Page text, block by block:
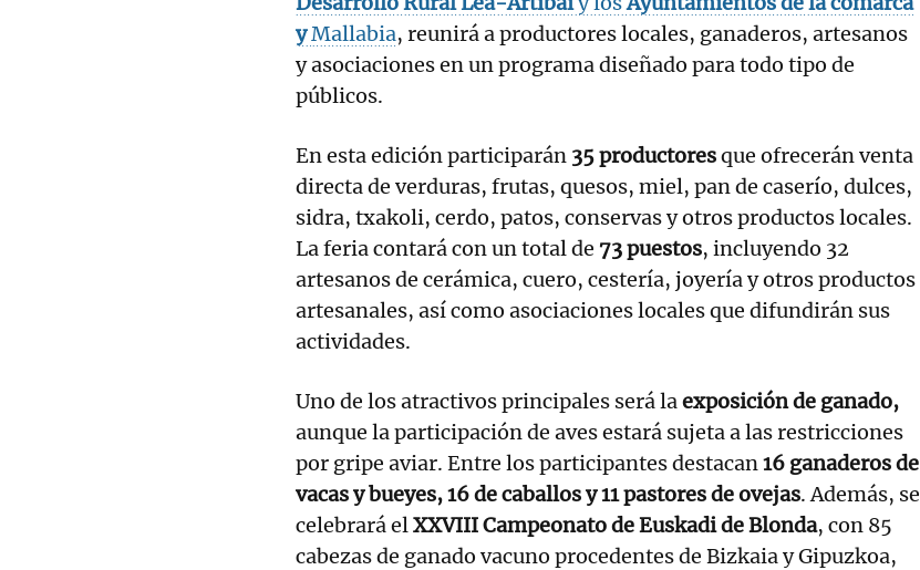
yMallabia, reunirá a productores locales, ganaderos, artesanos
y asociaciones en un programa diseñado para todo tipo de
públicos.
En esta edición participarán 35 productoresque ofrecerán venta
directa de verduras, frutas, quesos, miel, pan de caserío, dulces,
sidra, txakoli, cerdo, patos, conservas y otros productos locales.
La feria contará con un total de 73 puestos, incluyendo 32
artesanos de cerámica, cuero, cestería, joyería y otros productos
artesanales, así como asociaciones locales que difundirán sus
actividades.
Uno de los atractivos principales será laexposición de ganado,
aunque la participación de aves estará sujeta a las restricciones
por gripe aviar. Entre los participantes destacan16 ganaderos de
vacas y bueyes, 16 de caballos y 11 pastores de ovejas. Además, se
celebrará elXXVIII Campeonato de Euskadi de Blonda, con 85
cabezas de ganado vacuno procedentes de Bizkaia y Gipuzkoa,